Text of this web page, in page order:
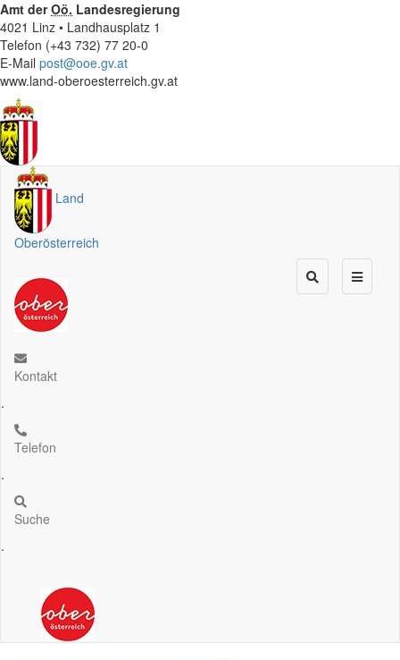
Amt derOö. Landesregierung
4021 Linz • Landhausplatz 1
Telefon (+43 732) 77 20-0
E-Mail post@ooe.gv.at
www.land-oberoesterreich.gv.at
Land
Oberösterreich
Kontakt
.
Telefon
.
Suche
.